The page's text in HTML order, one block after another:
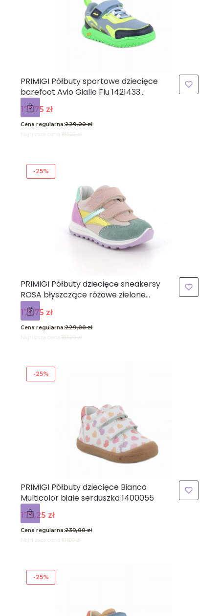
PRIMIGI Półbuty sportowe dziecięce
barefoot Avio Giallo Flu 1421433
podeszwa Vibram niebieskie zielone
Cena promocyjna
171,75 zł
Cena regularna:229,00 zł
Najniższa cena: 183,20 zł
PRIMIGI Półbuty dziecięce sneakersy
ROSA błyszczące różowe zielone
1357233
Cena promocyjna
171,75 zł
Cena regularna:229,00 zł
-25%
Najniższa cena: 183,20 zł
PRIMIGI Półbuty dziecięce Bianco
Multicolor białe serduszka 1400055
Cena promocyjna
179,25 zł
Cena regularna:239,00 zł
-25%
Najniższa cena: 191,20 zł
-25%